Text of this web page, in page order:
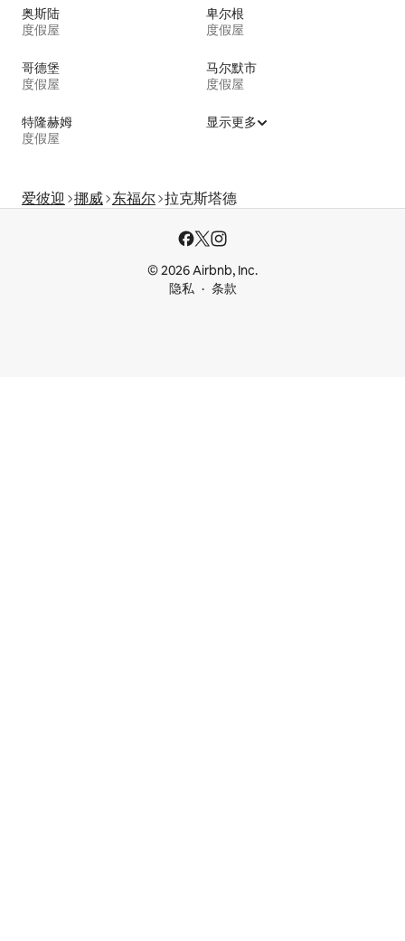
奥斯陆
度假屋
卑尔根
度假屋
哥德堡
度假屋
马尔默市
度假屋
特隆赫姆
度假屋
显示更多
爱彼迎 挪威 东福尔 拉克斯塔德
© 2026 Airbnb, Inc.
隐私
条款